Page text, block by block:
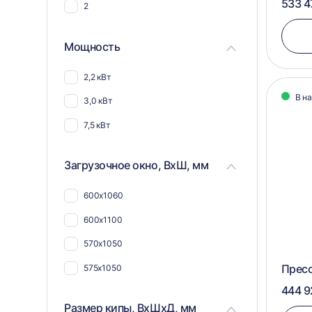
Для текстиля
2
Мощность
2,2 кВт
3,0 кВт
7,5 кВт
Загрузочное окно, ВхШ, мм
600х1060
600х1100
570х1050
575х1050
Размер кипы, ВхШхД, мм
533
В
444